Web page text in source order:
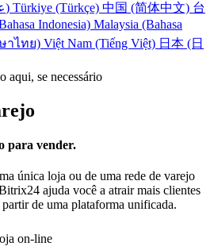
UAE (عربي) Türkiye (Türkçe) 中国 (简体中文) 台
Indonesia) Malaysia (Bahasa
าไทย) Việt Nam (Tiếng Việt) 日本 (日
aqui, se necessário
para vender.
única loja ou de uma rede de varejo
ajuda você a atrair mais clientes
de uma plataforma unificada.
on-line